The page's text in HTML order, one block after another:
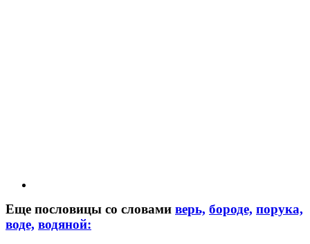
Еще пословицы со словами верь, бороде, порука,
воде, водяной: